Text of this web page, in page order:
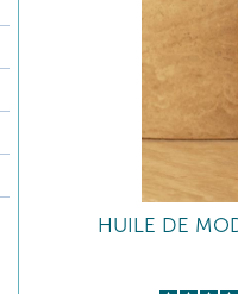
HUILE DE